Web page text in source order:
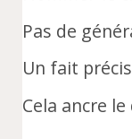
Pas de
Un fait
Cela ancre